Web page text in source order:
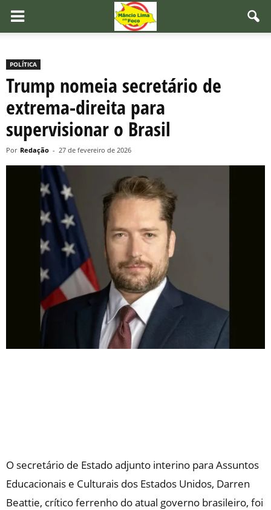
POLÍTICA
Trump nomeia secretário de
extrema-direita para
supervisionar o Brasil
Por Redação - 27 de fevereiro de 2026
O secretário de Estado adjunto interino para Assuntos
Educacionais e Culturais dos Estados Unidos, Darren
Beattie, crítico ferrenho do atual governo brasileiro, foi